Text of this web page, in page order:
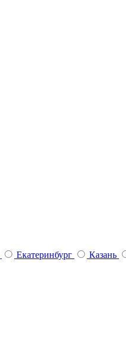
Екатеринбург Казань